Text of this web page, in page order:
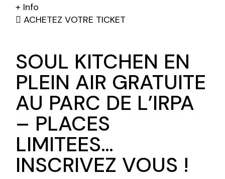
+ Info
ACHETEZ VOTRE TICKET
SOUL KITCHEN EN
PLEIN AIR GRATUITE
AU PARC DE L’IRPA
– PLACES
LIMITEES…
INSCRIVEZ VOUS !